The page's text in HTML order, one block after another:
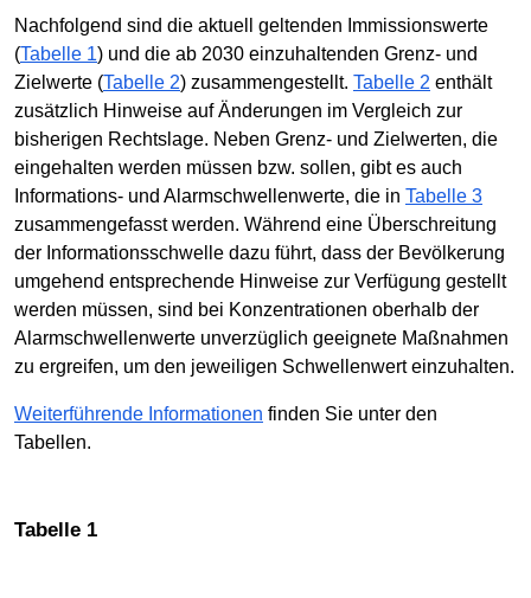
Nachfolgend sind die aktuell geltenden Immissionswerte
(Tabelle 1) und die ab 2030 einzuhaltenden Grenz- und
Zielwerte (Tabelle 2) zusammengestellt. Tabelle 2 enthält
zusätzlich Hinweise auf Änderungen im Vergleich zur
bisherigen Rechtslage. Neben Grenz- und Zielwerten, die
eingehalten werden müssen bzw. sollen, gibt es auch
Informations- und Alarmschwellenwerte, die in Tabelle 3
zusammengefasst werden. Während eine Überschreitung
der Informationsschwelle dazu führt, dass der Bevölkerung
umgehend entsprechende Hinweise zur Verfügung gestellt
werden müssen, sind bei Konzentrationen oberhalb der
Alarmschwellenwerte unverzüglich geeignete Maßnahmen
zu ergreifen, um den jeweiligen Schwellenwert einzuhalten.
Weiterführende Informationen finden Sie unter den
Tabellen.
Tabelle 1